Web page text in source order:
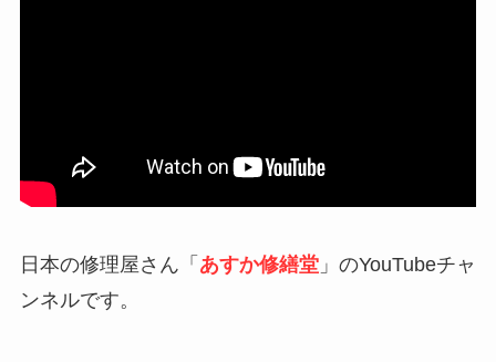
日本の修理屋さん「 あすか修繕堂」のYouTubeチャ
ンネルです。